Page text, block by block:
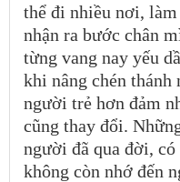
thể đi nhiều nơi,
nhận ra bước chân
từng vang nay yếu
khi nâng chén thánh
người trẻ hơn đảm
cũng thay đổi.
người đã qua đời,
không còn nhớ đến